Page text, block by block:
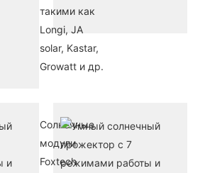
такими как
Longi, JA
solar, Kastar,
Growatt и др.
Солнечные
модули
Foxtech